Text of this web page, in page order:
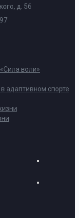
д. 56
воли»
адаптивном спорте